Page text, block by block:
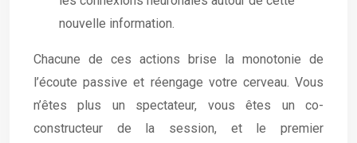
nouvelle information.
Chacune de ces actions brise la monotonie de
l’écoute passive et réengage votre cerveau. Vous
n’êtes plus un spectateur, vous êtes un co-
constructeur de la session, et le premier